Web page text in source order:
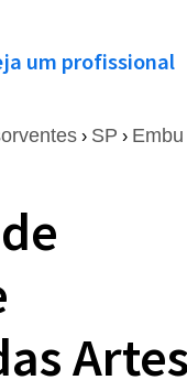
um profissional
› SP ›